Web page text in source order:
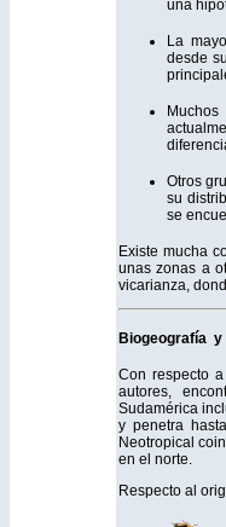
una
La
desde
Otros
su
se
Existe mucha
unas zonas a
vicarianza,
Biogeografía y
Con respecto
autores,
Sudamérica
y penetra
Neotropical
en el norte.
Respecto al